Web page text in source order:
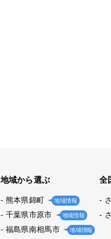
地域から選ぶ
熊本県錦町 地域情報
千葉県市原市 地域情報
福島県南相馬市 地域情報
全